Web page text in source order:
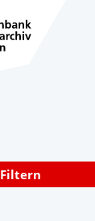
Filtern